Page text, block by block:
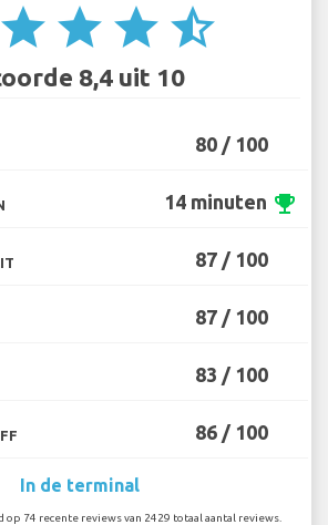
star star star star_half
8,4 uit 10
80 / 100
14 minuten emoji_events
87 / 100
87 / 100
83 / 100
86 / 100
In de terminal
74 recente reviews van 2429 totaal aantal reviews.